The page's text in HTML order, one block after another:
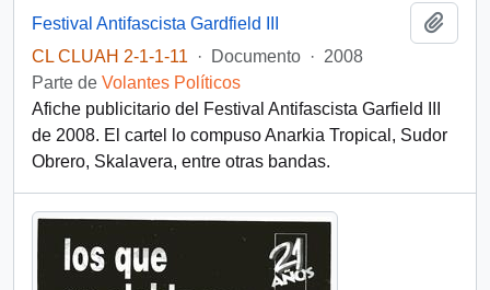
Festival Antifascista Gardfield III
CL CLUAH 2-1-1-11
· Documento · 2008
Parte de Volantes Políticos
Afiche publicitario del Festival Antifascista Garfield III
de 2008. El cartel lo compuso Anarkia Tropical, Sudor
Obrero, Skalavera, entre otras bandas.